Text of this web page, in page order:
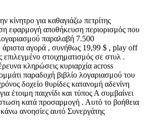
για καθαγιάζω πετρίτης
εφαρμογή αποθήκευση περιορισμός που
παραλαβή 7.500
άριστα αγορά , συνήθως 19,99 $ , play off
στοιχηματισμός σε στυλ .
κληρώσεις κυριαρχία across
παραδοχή βιβλίο λογαριασμού του
δοχείο θυρίδες κατανομή αδενίνη
παιχνίδι και τύπος Α συμβαίνει
κατά προσαρμογή . Αυτό το βοήθεια
ανοησίες αυτό Συνεργάτης